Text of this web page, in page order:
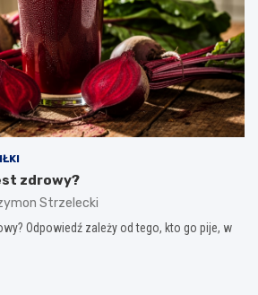
zdrowy?
Strzelecki
Odpowiedź zależy od tego, kto go pije, w